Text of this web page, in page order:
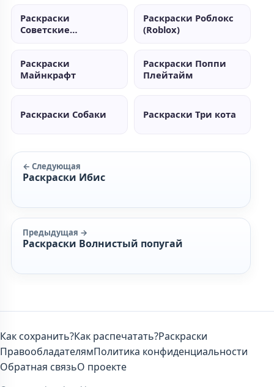
Раскраски
Советские
Раскраски Роблокс
(Roblox)
Раскраски
Майнкрафт
Раскраски Поппи
Плейтайм
Раскраски Собаки Раскраски Три кота
← Следующая
Раскраски Ибис
Предыдущая →
Раскраски Волнистый попугай
Как сохранить?Как распечатать?Раскраски
ПравообладателямПолитика конфиденциальности
Обратная связьО проекте